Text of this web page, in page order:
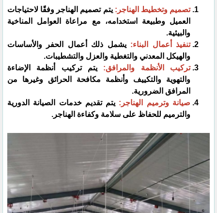
تصميم وتخطيط الهناجر:يتم تصميم الهناجر وفقًا لاحتياجات
العميل وطبيعة استخدامه، مع مراعاة العوامل المناخية
والبيئية.
تنفيذ أعمال البناء: يشمل ذلك أعمال الحفر والأساسات
والهيكل المعدني والتغطية والعزل والتشطيبات.
تركيب الأنظمة والمرافق: يتم تركيب أنظمة الإضاءة
والتهوية والتكييف وأنظمة مكافحة الحرائق وغيرها من
المرافق الضرورية.
صيانة وترميم الهناجر: يتم تقديم خدمات الصيانة الدورية
والترميم للحفاظ على سلامة وكفاءة الهناجر.